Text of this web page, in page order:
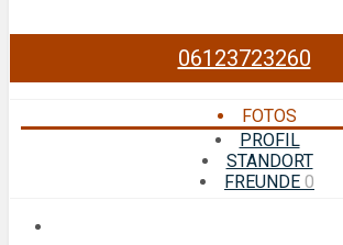
06123723260
FOTOS
PROFIL
STANDORT
FREUNDE 0